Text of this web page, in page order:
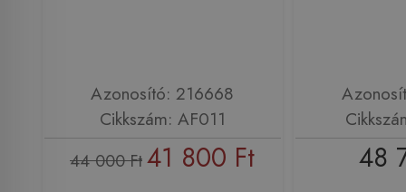
Azonosító: 216668
Cikkszám: AF011
44 000 Ft41 800 Ft 48